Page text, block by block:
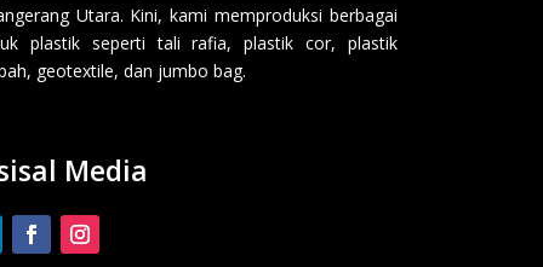
Utara. Kini, kami memproduksi berbagai
plastik seperti tali rafia, plastik cor, plastik
geotextile, dan jumbo bag.
Media